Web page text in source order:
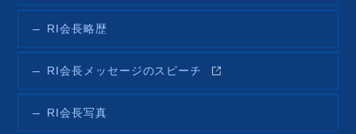
RI会長略歴
RI会長メッセージのスピーチ
RI会長写真